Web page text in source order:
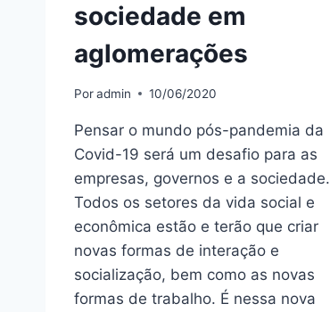
sociedade em
aglomerações
Poradmin 10/06/2020
Pensar o mundo pós-pandemia da
Covid-19 será um desafio para as
empresas, governos e a sociedade.
Todos os setores da vida social e
econômica estão e terão que criar
novas formas de interação e
socialização, bem como as novas
formas de trabalho. É nessa nova